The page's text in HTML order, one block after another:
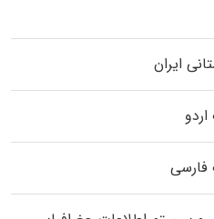
ایران
فارسی